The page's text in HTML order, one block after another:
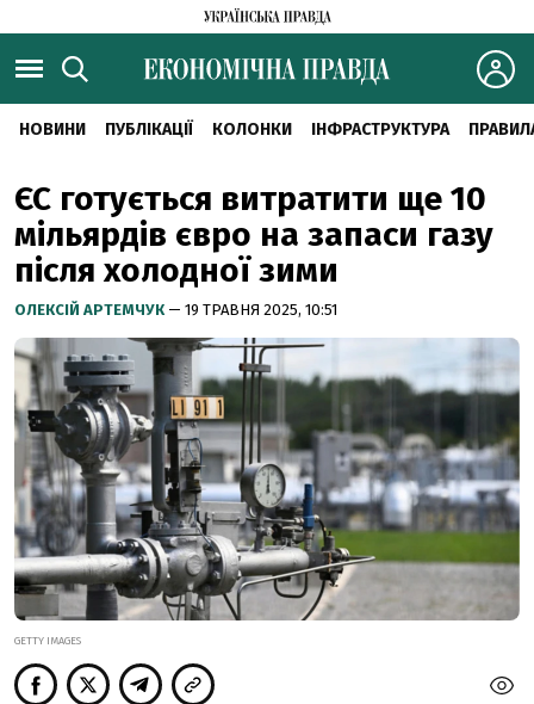
НОВИНИ ПУБЛІКАЦІЇ КОЛОНКИ ІНФРАСТРУКТУРА
ЄС готується витратити ще 10
мільярдів євро на запаси газу
після холодної зими
ОЛЕКСІЙ АРТЕМЧУК — 19 ТРАВНЯ 2025, 10:51
GETTY IMAGES